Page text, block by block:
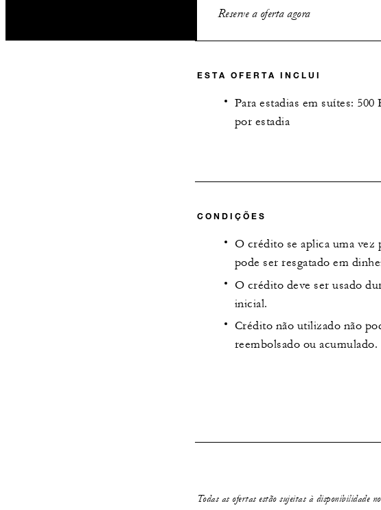
Reserve a oferta agora
ESTA OFERTA INCLUI
Para estadias em suítes: 500
por estadia
CONDIÇÕES
O crédito se aplica uma vez
pode ser resgatado em
O crédito deve ser usado
inicial.
Crédito não utilizado não
reembolsado ou acumulado.
Todas as ofertas estão sujeitas à disponibilidade